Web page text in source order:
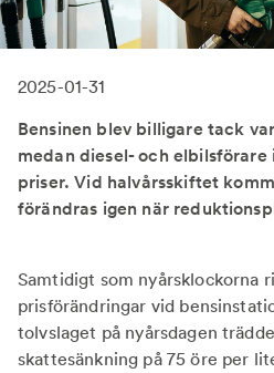
2025-01-31
Bensinen blev billigare tack
medan diesel- och
priser. Vid halvårsskiftet
förändras igen när
Samtidigt som nyårsklockorna
prisförändringar vid
tolvslaget på nyårsdagen
skattesänkning på 75 öre per